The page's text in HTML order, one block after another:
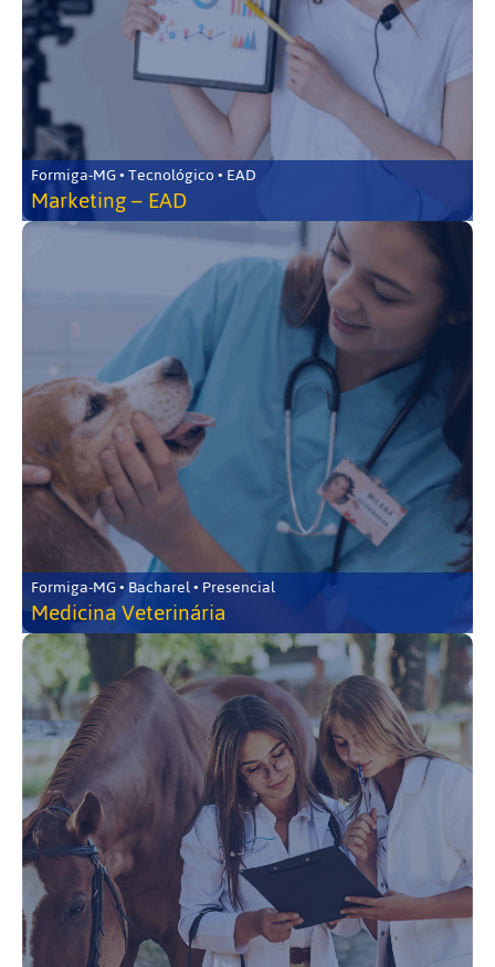
Formiga-MG • Tecnológico • EAD
Marketing – EAD
Formiga-MG • Bacharel • Presencial
Medicina Veterinária